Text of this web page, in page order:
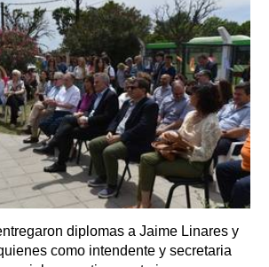
diplomas a Jaime Linares y
como intendente y secretaria